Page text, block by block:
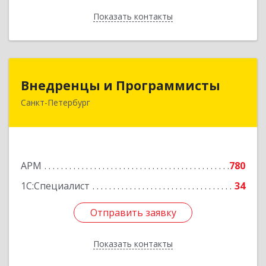
Показать контакты
Назад
Внедренцы и Программисты
Санкт-Петербург
АРМ
780
1С:Специалист
34
Отправить заявку
Показать контакты
194044, Санкт-Петербург г, Финляндский пр-кт,
Отправить заявку
Назад